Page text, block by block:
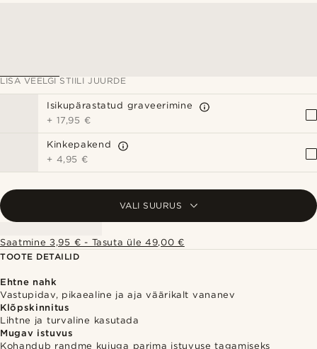
LISA VEELGI STIILI JUURDE
Isikupärastatud graveerimine
+ 17,95 €
Kinkepakend
+ 4,95 €
VALI SUURUS
Saatmine 3,95 € - Tasuta üle 49,00 €
TOOTE DETAILID
Ehtne nahk
Vastupidav, pikaealine ja aja väärikalt vananev
Klõpskinnitus
Lihtne ja turvaline kasutada
Mugav istuvus
Kohandub randme kujuga parima istuvuse tagamiseks